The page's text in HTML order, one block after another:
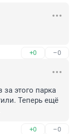
+0 –0
за этого парка
Теперь ещё
+0 –0